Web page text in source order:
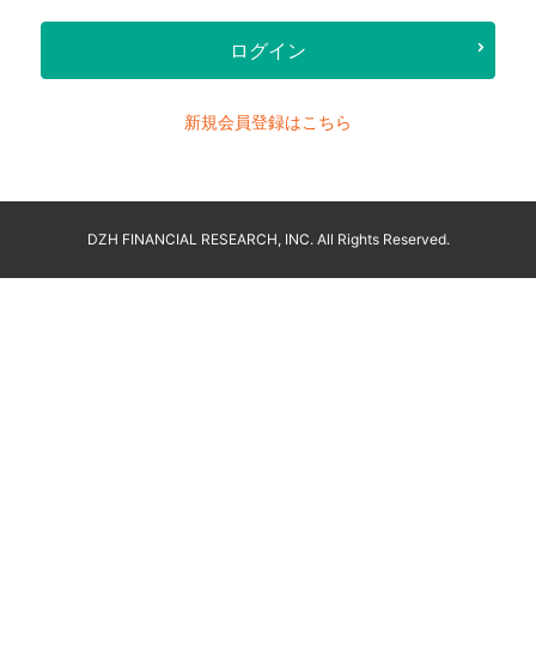
新規会員登録はこちら
DZH FINANCIAL RESEARCH, INC. All Rights Reserved.